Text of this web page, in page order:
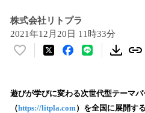
株式会社リトプラ
2021年12月20日 11時33分
い
！
数
遊びが学びに変わる次世代型テーマパ
（https://litpla.com）を全国に展開す